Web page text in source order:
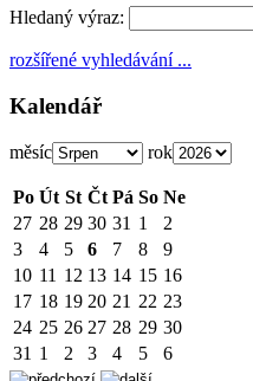
Hledaný výraz:
rozšířené vyhledávání ...
Kalendář
měsíc rok
Po Út St Čt Pá So Ne
27 28 29 30 31 1
2
3
4 5 6 7 8
9
10 11 12 13 14 15 16
17 18 19 20 21 22 23
24 25 26 27 28 29 30
31 1 2 3 4 5 6